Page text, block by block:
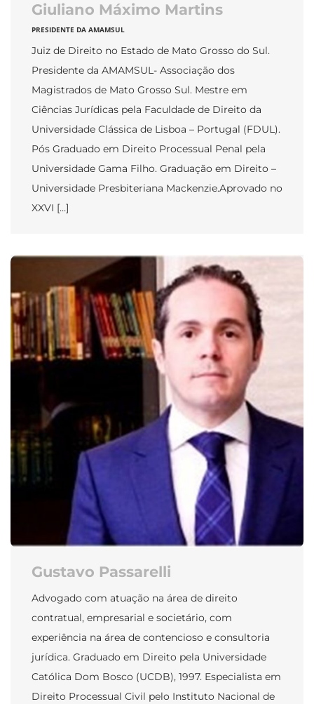
Giuliano Máximo Martins
PRESIDENTE DA AMAMSUL
Juiz de Direito no Estado de Mato Grosso do Sul.
Presidente da AMAMSUL- Associação dos
Magistrados de Mato Grosso Sul. Mestre em
Ciências Jurídicas pela Faculdade de Direito da
Universidade Clássica de Lisboa – Portugal (FDUL).
Pós Graduado em Direito Processual Penal pela
Universidade Gama Filho. Graduação em Direito –
Universidade Presbiteriana Mackenzie.Aprovado no
XXVI […]
Gustavo Passarelli
Advogado com atuação na área de direito
contratual, empresarial e societário, com
experiência na área de contencioso e consultoria
jurídica. Graduado em Direito pela Universidade
Católica Dom Bosco (UCDB), 1997. Especialista em
Direito Processual Civil pelo Instituto Nacional de